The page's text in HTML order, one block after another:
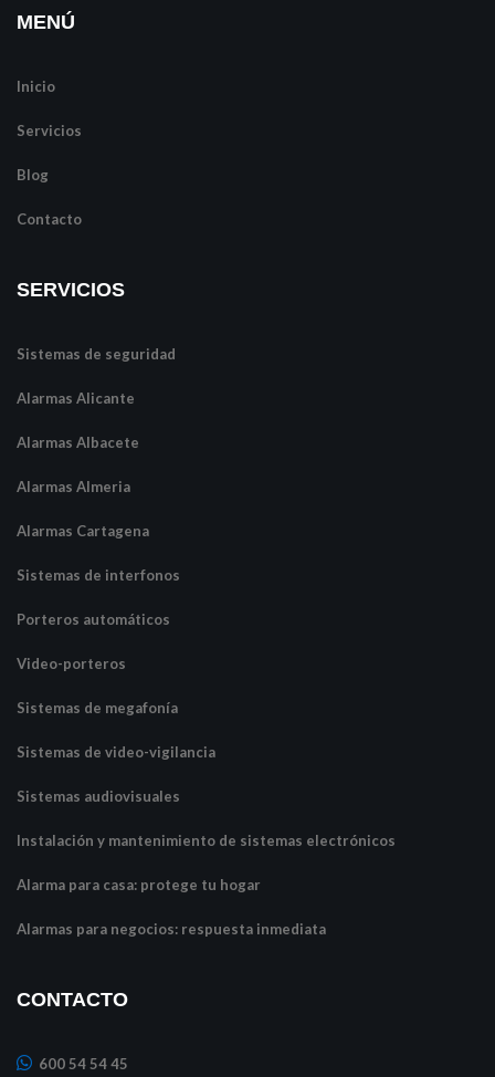
MENÚ
Inicio
Servicios
Blog
Contacto
SERVICIOS
Sistemas de seguridad
Alarmas Alicante
Alarmas Albacete
Alarmas Almeria
Alarmas Cartagena
Sistemas de interfonos
Porteros automáticos
Video-porteros
Sistemas de megafonía
Sistemas de video-vigilancia
Sistemas audiovisuales
Instalación y mantenimiento de sistemas electrónicos
Alarma para casa: protege tu hogar
Alarmas para negocios: respuesta inmediata
CONTACTO
600 54 54 45